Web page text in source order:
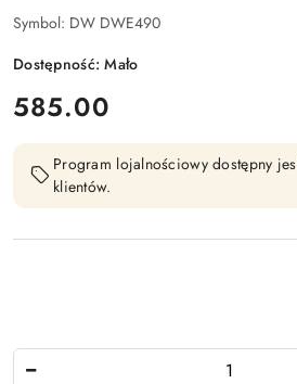
Symbol: DW DWE490
Dostępność:Mało
cena:
585.00
Program lojalnościowy dostępny
klientów.